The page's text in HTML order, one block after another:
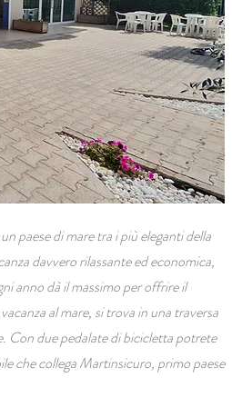
paese di mare tra i più eleganti della
davvero rilassante ed economica,
anno dà il massimo per offrire il
al mare, si trova in una traversa
Con due pedalate di bicicletta potrete
che collega Martinsicuro, primo paese